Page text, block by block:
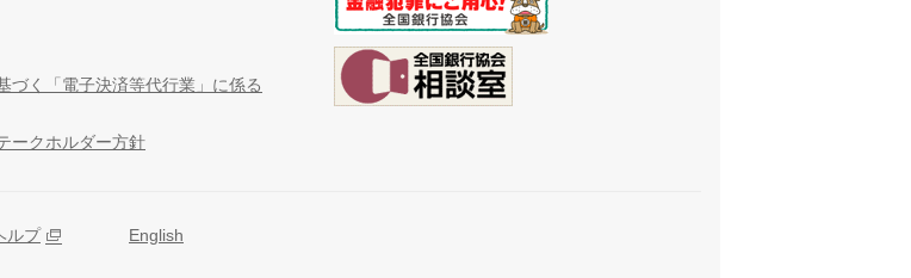
づく「電子決済等代行業」に係る
ークホルダー方針
ルプ English